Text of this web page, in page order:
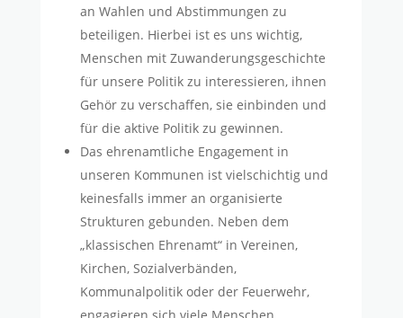
an Wahlen und Abstimmungen zu
beteiligen. Hierbei ist es uns wichtig,
Menschen mit Zuwanderungsgeschichte
für unsere Politik zu interessieren, ihnen
Gehör zu verschaffen, sie einbinden und
für die aktive Politik zu gewinnen.
Das ehrenamtliche Engagement in
unseren Kommunen ist vielschichtig und
keinesfalls immer an organisierte
Strukturen gebunden. Neben dem
„klassischen Ehrenamt“ in Vereinen,
Kirchen, Sozialverbänden,
Kommunalpolitik oder der Feuerwehr,